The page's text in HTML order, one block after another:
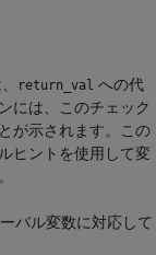
return_val への代
には、このチェック
が示されます。この
ヒントを使用して変
バル変数に対応して